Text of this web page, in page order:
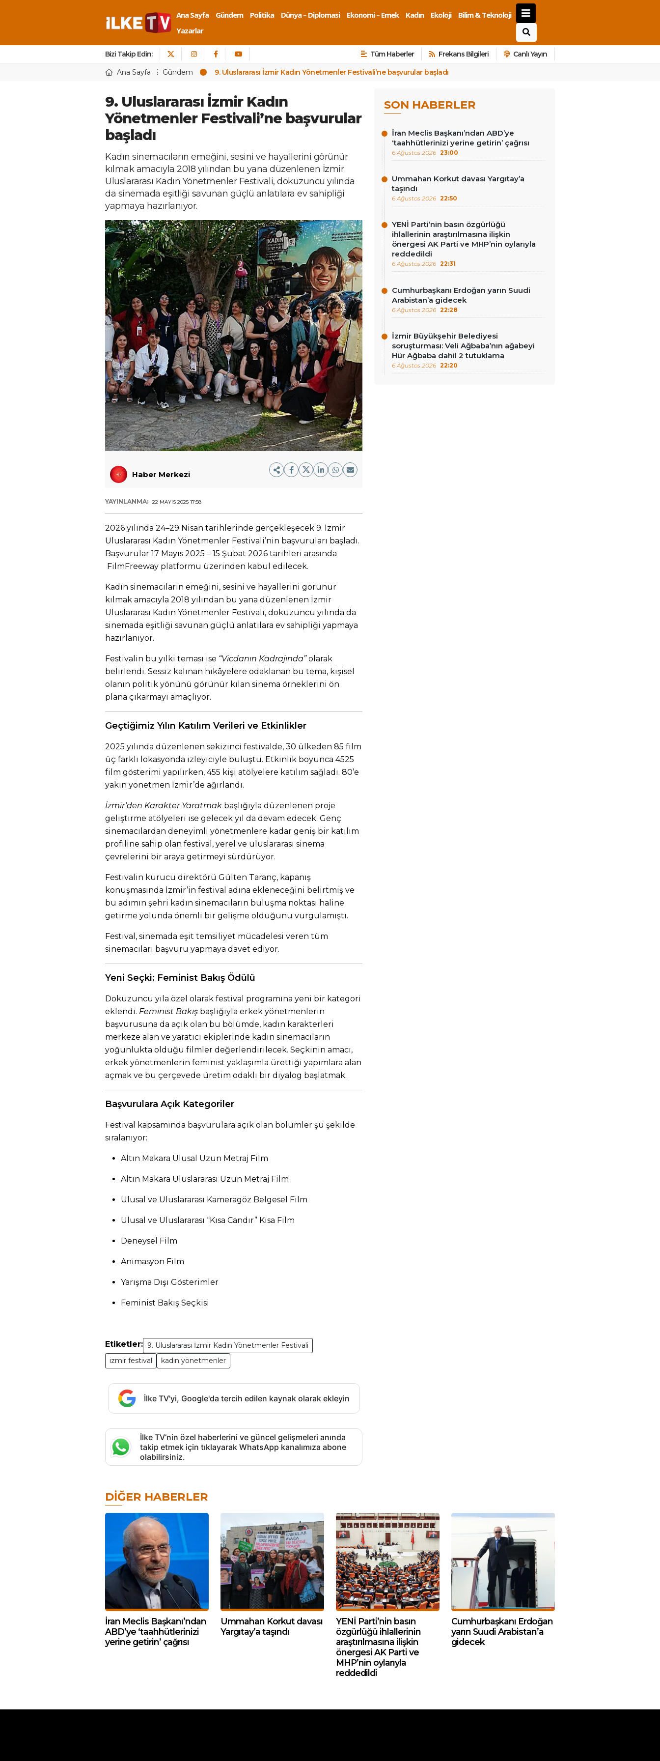
Ana Sayfa Gündem Politika Dünya – Diplomasi Ekonomi – Emek Kadın Ekoloji
Bilim & Teknoloji
Yazarlar
Bizi Takip Edin: Tüm Haberler Frekans Bilgileri Canlı Yayın
Ana Sayfa Gündem 9. Uluslararası İzmir Kadın Yönetmenler Festivali’ne başvurular başladı
9. Uluslararası İzmir Kadın
Yönetmenler Festivali’ne başvurular
başladı
Kadın sinemacıların emeğini, sesini ve hayallerini görünür
kılmak amacıyla 2018 yılından bu yana düzenlenen İzmir
Uluslararası Kadın Yönetmenler Festivali, dokuzuncu yılında
da sinemada eşitliği savunan güçlü anlatılara ev sahipliği
yapmaya hazırlanıyor.
Haber Merkezi
YAYINLANMA: 22 MAYIS 2025 17:58
2026 yılında 24–29 Nisan tarihlerinde gerçekleşecek 9. İzmir
Uluslararası Kadın Yönetmenler Festivali’nin başvuruları başladı.
Başvurular 17 Mayıs 2025 – 15 Şubat 2026 tarihleri arasında
FilmFreeway platformu üzerinden kabul edilecek.
Kadın sinemacıların emeğini, sesini ve hayallerini görünür
kılmak amacıyla 2018 yılından bu yana düzenlenen İzmir
Uluslararası Kadın Yönetmenler Festivali, dokuzuncu yılında da
sinemada eşitliği savunan güçlü anlatılara ev sahipliği yapmaya
hazırlanıyor.
Festivalin bu yılki teması ise “Vicdanın Kadrajında”olarak
belirlendi. Sessiz kalınan hikâyelere odaklanan bu tema, kişisel
olanın politik yönünü görünür kılan sinema örneklerini ön
plana çıkarmayı amaçlıyor.
Geçtiğimiz Yılın Katılım Verileri ve Etkinlikler
2025 yılında düzenlenen sekizinci festivalde, 30 ülkeden 85 film
üç farklı lokasyonda izleyiciyle buluştu. Etkinlik boyunca 4525
film gösterimi yapılırken, 455 kişi atölyelere katılım sağladı. 80’e
yakın yönetmen İzmir’de ağırlandı.
İzmir’den Karakter Yaratmak başlığıyla düzenlenen proje
geliştirme atölyeleri ise gelecek yıl da devam edecek. Genç
sinemacılardan deneyimli yönetmenlere kadar geniş bir katılım
profiline sahip olan festival, yerel ve uluslararası sinema
çevrelerini bir araya getirmeyi sürdürüyor.
Festivalin kurucu direktörü Gülten Taranç, kapanış
konuşmasında İzmir’in festival adına ekleneceğini belirtmiş ve
bu adımın şehri kadın sinemacıların buluşma noktası haline
getirme yolunda önemli bir gelişme olduğunu vurgulamıştı.
Festival, sinemada eşit temsiliyet mücadelesi veren tüm
sinemacıları başvuru yapmaya davet ediyor.
Yeni Seçki: Feminist Bakış Ödülü
Dokuzuncu yıla özel olarak festival programına yeni bir kategori
eklendi. Feminist Bakış başlığıyla erkek yönetmenlerin
başvurusuna da açık olan bu bölümde, kadın karakterleri
merkeze alan ve yaratıcı ekiplerinde kadın sinemacıların
yoğunlukta olduğu filmler değerlendirilecek. Seçkinin amacı,
erkek yönetmenlerin feminist yaklaşımla ürettiği yapımlara alan
açmak ve bu çerçevede üretim odaklı bir diyalog başlatmak.
Başvurulara Açık Kategoriler
Festival kapsamında başvurulara açık olan bölümler şu şekilde
sıralanıyor:
Altın Makara Ulusal Uzun Metraj Film
Altın Makara Uluslararası Uzun Metraj Film
Ulusal ve Uluslararası Kameragöz Belgesel Film
Ulusal ve Uluslararası “Kısa Candır” Kısa Film
Deneysel Film
Animasyon Film
Yarışma Dışı Gösterimler
Feminist Bakış Seçkisi
Etiketler: 9. Uluslararası İzmir Kadın Yönetmenler Festivali
izmir festival
kadın yönetmenler
İlke TV'yi, Google'da tercih edilen kaynak olarak ekleyin
İlke TV’nin özel haberlerini ve güncel gelişmeleri anında
takip etmek için tıklayarak WhatsApp kanalımıza abone
olabilirsiniz.
SON HABERLER
İran Meclis Başkanı’ndan ABD’ye
‘taahhütlerinizi yerine getirin’ çağrısı
6 Ağustos 2026 23:00
Ummahan Korkut davası Yargıtay’a
taşındı
6 Ağustos 2026 22:50
YENİ Parti’nin basın özgürlüğü
ihlallerinin araştırılmasına ilişkin
önergesi AK Parti ve MHP’nin oylarıyla
reddedildi
6 Ağustos 2026 22:31
Cumhurbaşkanı Erdoğan yarın Suudi
Arabistan’a gidecek
6 Ağustos 2026 22:28
İzmir Büyükşehir Belediyesi
soruşturması: Veli Ağbaba’nın ağabeyi
Hür Ağbaba dahil 2 tutuklama
6 Ağustos 2026 22:20
DIĞER HABERLER
İran Meclis Başkanı’ndan
ABD’ye ‘taahhütlerinizi
yerine getirin’ çağrısı
Ummahan Korkut davası
Yargıtay’a taşındı
YENİ Parti’nin basın
özgürlüğü ihlallerinin
araştırılmasına ilişkin
önergesi AK Parti ve
MHP’nin oylarıyla
reddedildi
Cumhurbaşkanı Erdoğan
yarın Suudi Arabistan’a
gidecek